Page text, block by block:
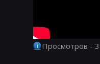
Просмотров -